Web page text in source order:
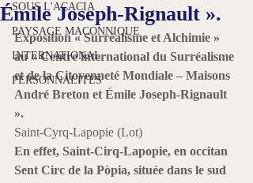
SOUS L'ACACIA
PAYSAGE MACONNIQUE
INTERNATIONAL
PERSONNALITES
Émile Joseph-Rignault ».
Exposition « Surréalisme et Alchimie »
au « Centre international du Surréalisme
et de la Citoyenneté Mondiale – Maisons
André Breton et Émile Joseph-Rignault
».
Saint-Cyrq-Lapopie (Lot)
En effet, Saint-Cirq-Lapopie, en occitan
Sent Circ de la Pòpia, située dans le sud